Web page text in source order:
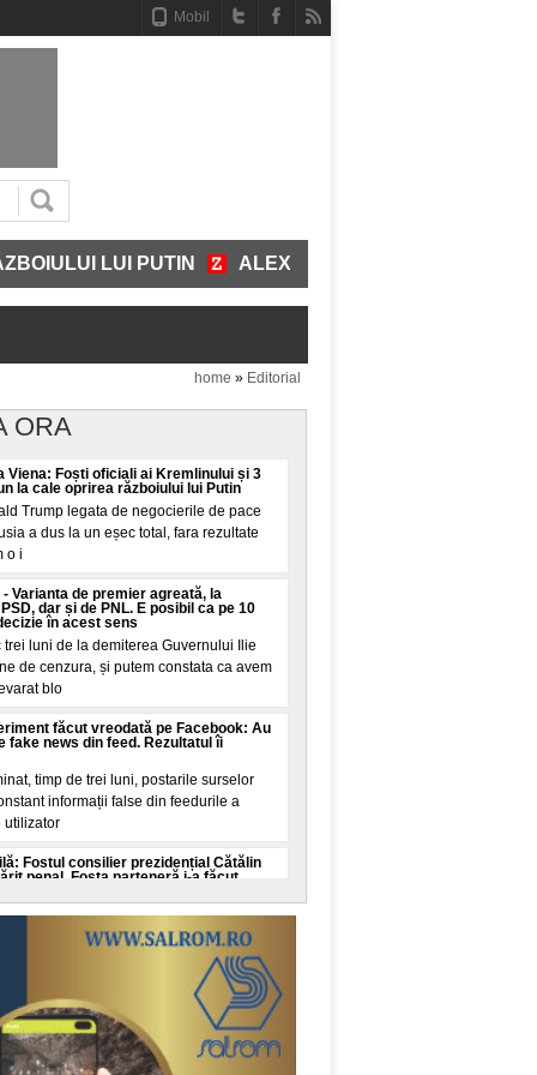
Mobil
LUI PUTIN ALEXANDRU NAZARE - VARIANTA DE
home » Editorial
ORA
Viena: Foști oficiali ai Kremlinului și 3
la cale oprirea războiului lui Putin
Trump legata de negocierile de pace
a dus la un eșec total, fara rezultate
o i
Varianta de premier agreată, la
dar și de PNL. E posibil ca pe 10
în acest sens
luni de la demiterea Guvernului Ilie
de cenzura, și putem constata ca avem
blo
făcut vreodată pe Facebook: Au
fake news din feed. Rezultatul îi
timp de trei luni, postarile surselor
informații false din feedurile a
utilizator
Fostul consilier prezidențial Cătălin
penal. Fosta parteneră i-a făcut
Catalin Avramescu e vizat intr-un
infantila, instrumentat de procurorii
de
averea concubinei după
terenuri, case moștenite,
și un împrumut de 116.000 de lei
Dan a anunțat, miercuri, ca partenera sa
și-a publicat declarațiile de